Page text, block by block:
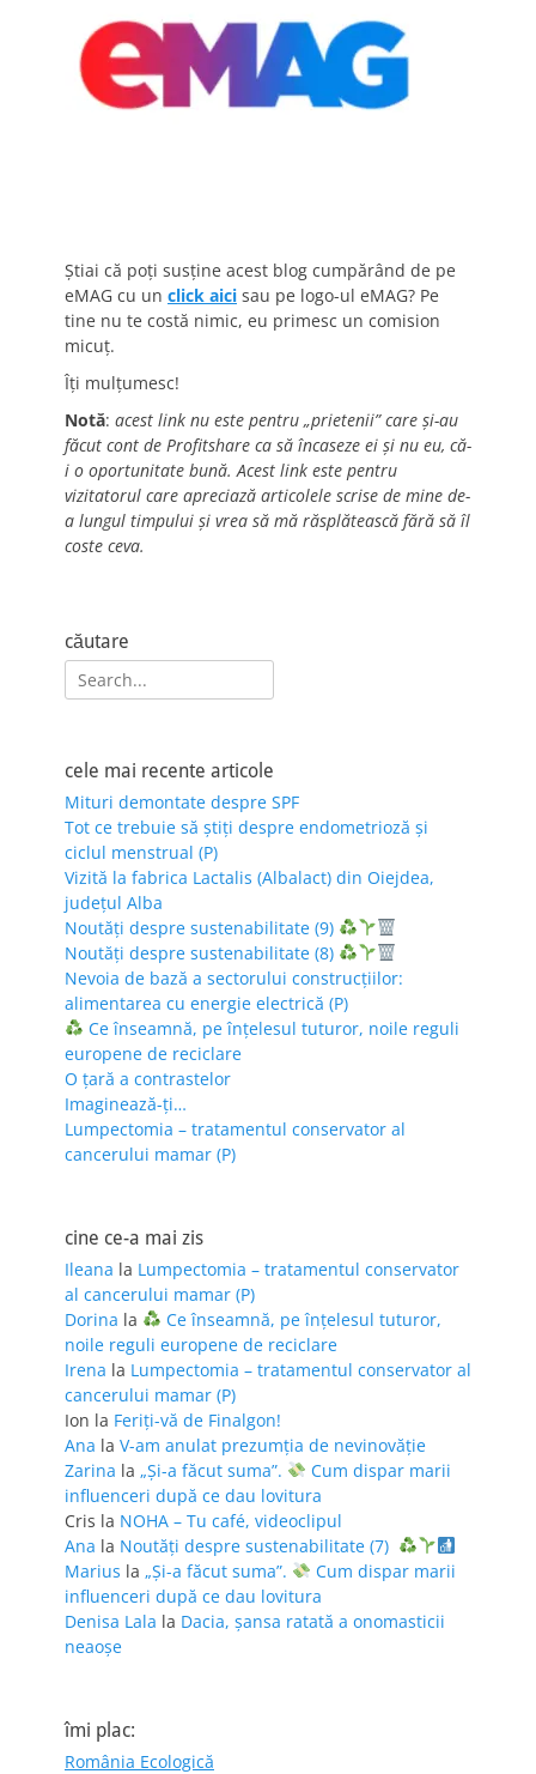
Știai că poți susține acest blog cumpărând de pe
eMAG cu un click aici sau pe logo-ul eMAG? Pe
tine nu te costă nimic, eu primesc un comision
micuț.
Îți mulțumesc!
Notă: acest link nu este pentru „prietenii” care și-au
făcut cont de Profitshare ca să încaseze ei și nu eu, că-
i o oportunitate bună. Acest link este pentru
vizitatorul care apreciază articolele scrise de mine de-
a lungul timpului și vrea să mă răsplătească fără să îl
coste ceva.
căutare
Search
for:
cele mai recente articole
Mituri demontate despre SPF
Tot ce trebuie să știți despre endometrioză și
ciclul menstrual (P)
Vizită la fabrica Lactalis (Albalact) din Oiejdea,
județul Alba
Noutăți despre sustenabilitate (9)
Noutăți despre sustenabilitate (8)
Nevoia de bază a sectorului construcțiilor:
alimentarea cu energie electrică (P)
Ce înseamnă, pe înțelesul tuturor, noile reguli
europene de reciclare
O țară a contrastelor
Imaginează-ți…
Lumpectomia – tratamentul conservator al
cancerului mamar (P)
cine ce-a mai zis
Ileana la Lumpectomia – tratamentul conservator
al cancerului mamar (P)
Dorina la
Ce înseamnă, pe înțelesul tuturor,
noile reguli europene de reciclare
Irena la Lumpectomia – tratamentul conservator al
cancerului mamar (P)
Ion la Feriţi-vă de Finalgon!
Ana la V-am anulat prezumția de nevinovăție
Zarina la „Și-a făcut suma”.
Cum dispar marii
influenceri după ce dau lovitura
Cris la NOHA – Tu café, videoclipul
Ana la Noutăți despre sustenabilitate (7)
Marius la „Și-a făcut suma”.
Cum dispar marii
influenceri după ce dau lovitura
Denisa Lala la Dacia, șansa ratată a onomasticii
neaoșe
îmi plac:
România Ecologică